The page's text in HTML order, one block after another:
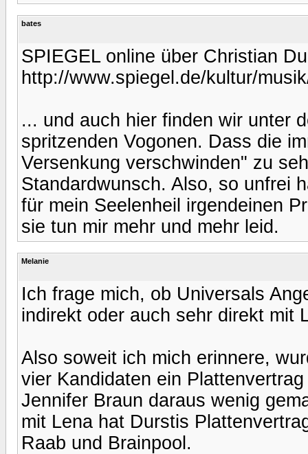
bates
SPIEGEL online über Christian
http://www.spiegel.de/kultur/
... und auch hier finden wir unter
spritzenden Vogonen. Dass die
Versenkung verschwinden" zu
Standardwunsch. Also, so unfrei
für mein Seelenheil irgendeinen
sie tun mir mehr und mehr leid.
Melanie
Ich frage mich, ob Universals
indirekt oder auch sehr direkt mit
Also soweit ich mich erinnere,
vier Kandidaten ein
Jennifer Braun daraus wenig
mit Lena hat Durstis
Raab und Brainpool.